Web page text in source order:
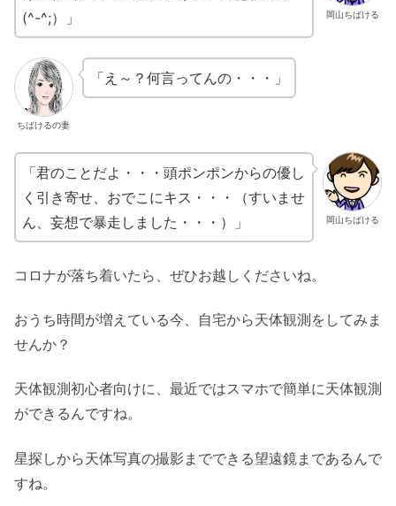
岡山ちばける
(^-^;）」
ちばけるの妻
「え～？何言ってんの・・・」
岡山ちばける
「君のことだよ・・・頭ポンポンからの優し
く引き寄せ、おでこにキス・・・（すいませ
ん、妄想で暴走しました・・・）」
コロナが落ち着いたら、ぜひお越しくださいね。
おうち時間が増えている今、自宅から天体観測をしてみま
せんか？
天体観測初心者向けに、最近ではスマホで簡単に天体観測
ができるんですね。
星探しから天体写真の撮影までできる望遠鏡まであるんで
すね。